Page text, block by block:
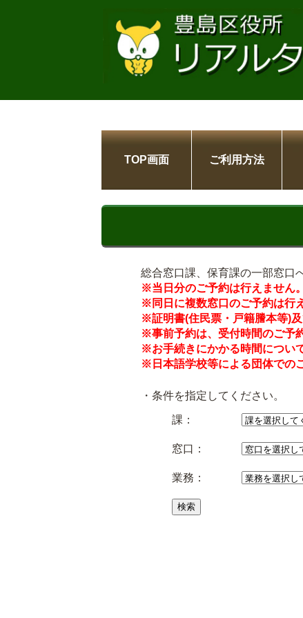
TOP画面 ご利用方法
総合窓口課、保育課の一部窓口
※当日分のご予約は行えません。
※同日に複数窓口のご予約は行
※証明書(住民票・戸籍謄本等)
※事前予約は、受付時間のご予
※お手続きにかかる時間につい
※日本語学校等による団体での
・条件を指定してください。
課：
窓口：
業務：